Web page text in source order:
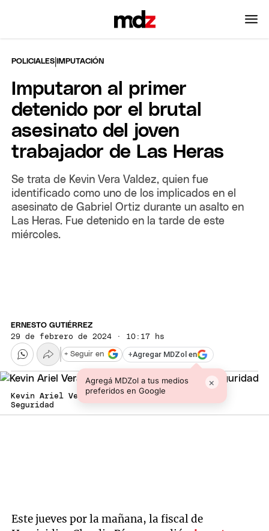
POLICIALES | IMPUTACIÓN
Imputaron al primer
detenido por el brutal
asesinato del joven
trabajador de Las Heras
Se trata de Kevin Vera Valdez, quien fue
identificado como uno de los implicados en el
asesinato de Gabriel Ortiz durante un asalto en
Las Heras. Fue detenido en la tarde de este
miércoles.
ERNESTO GUTIÉRREZ
29 de febrero de 2024 · 10:17 hs
+Agregar MDZol en
Agregá MDZol a tus medios
preferidos en Google
×
+ Seguir en
Kevin Ariel Vera Valdez Foto: Ministerio de
Seguridad
Este jueves por la mañana, la fiscal de